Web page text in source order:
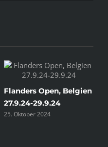
Flanders Open, Belgien
27.9.24-29.9.24
25. Oktober 2024